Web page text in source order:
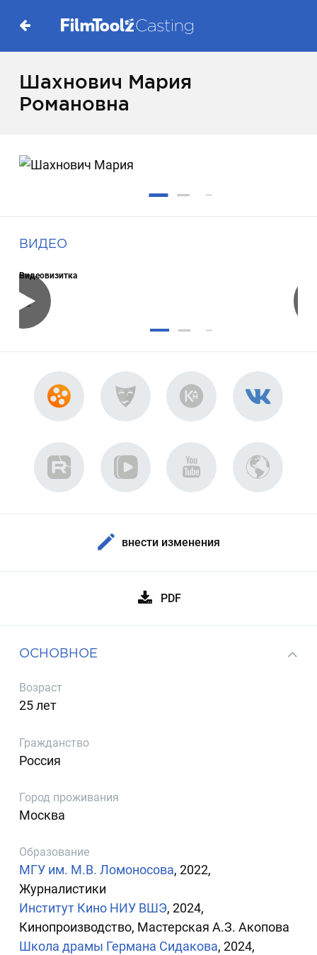
Шахнович Мария
Романовна
ВИДЕО
Видеовизитка
внести изменения
PDF
ОСНОВНОЕ
Возраст
25 лет
Гражданство
Россия
Город проживания
Москва
Образование
МГУ им. М.В. Ломоносова, 2022,
Журналистики
Институт Кино НИУ ВШЭ, 2024,
Кинопроизводство, Мастерская А.З. Акопова
Школа драмы Германа Сидакова, 2024,